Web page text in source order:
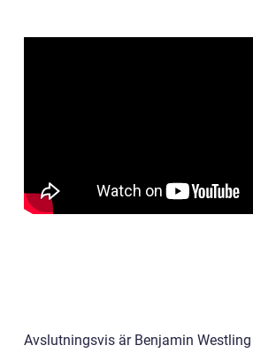
Avslutningsvis är Benjamin